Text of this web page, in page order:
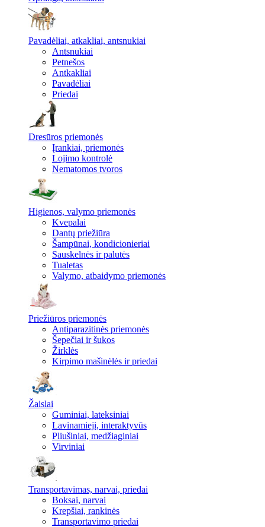
Pavadėliai, atkakliai, antsnukiai
Antsnukiai
Petnešos
Antkakliai
Pavadėliai
Priedai
Dresūros priemonės
Įrankiai, priemonės
Lojimo kontrolė
Nematomos tvoros
Higienos, valymo priemonės
Kvepalai
Dantų priežiūra
Šampūnai, kondicionieriai
Sauskelnės ir palutės
Tualetas
Valymo, atbaidymo priemonės
Priežiūros priemonės
Antiparazitinės priemonės
Šepečiai ir šukos
Žirklės
Kirpimo mašinėlės ir priedai
Žaislai
Guminiai, lateksiniai
Lavinamieji, interaktyvūs
Pliušiniai, medžiaginiai
Virviniai
Transportavimas, narvai, priedai
Boksai, narvai
Krepšiai, rankinės
Transportavimo priedai